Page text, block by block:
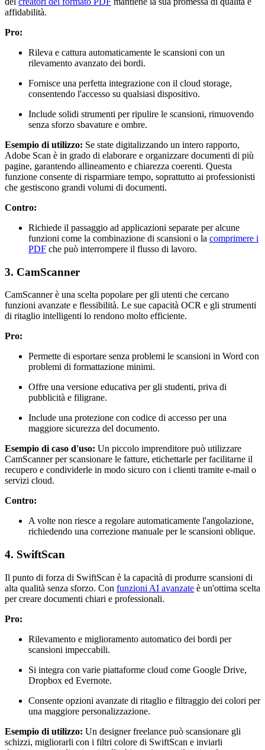
affidabilità.
Pro:
Rileva e cattura automaticamente le scansioni con un
rilevamento avanzato dei bordi.
Fornisce una perfetta integrazione con il cloud storage,
consentendo l'accesso su qualsiasi dispositivo.
Include solidi strumenti per ripulire le scansioni, rimuovendo
senza sforzo sbavature e ombre.
Esempio di utilizzo: Se state digitalizzando un intero rapporto,
Adobe Scan è in grado di elaborare e organizzare documenti di più
pagine, garantendo allineamento e chiarezza coerenti. Questa
funzione consente di risparmiare tempo, soprattutto ai professionisti
che gestiscono grandi volumi di documenti.
Contro:
Richiede il passaggio ad applicazioni separate per alcune
funzioni come la combinazione di scansioni o la comprimere i
PDF che può interrompere il flusso di lavoro.
3. CamScanner
CamScanner è una scelta popolare per gli utenti che cercano
funzioni avanzate e flessibilità. Le sue capacità OCR e gli strumenti
di ritaglio intelligenti lo rendono molto efficiente.
Pro:
Permette di esportare senza problemi le scansioni in Word con
problemi di formattazione minimi.
Offre una versione educativa per gli studenti, priva di
pubblicità e filigrane.
Include una protezione con codice di accesso per una
maggiore sicurezza del documento.
Esempio di caso d'uso: Un piccolo imprenditore può utilizzare
CamScanner per scansionare le fatture, etichettarle per facilitarne il
recupero e condividerle in modo sicuro con i clienti tramite e-mail o
servizi cloud.
Contro:
A volte non riesce a regolare automaticamente l'angolazione,
richiedendo una correzione manuale per le scansioni oblique.
4. SwiftScan
Il punto di forza di SwiftScan è la capacità di produrre scansioni di
alta qualità senza sforzo. Con funzioni AI avanzate è un'ottima scelta
per creare documenti chiari e professionali.
Pro:
Rilevamento e miglioramento automatico dei bordi per
scansioni impeccabili.
Si integra con varie piattaforme cloud come Google Drive,
Dropbox ed Evernote.
Consente opzioni avanzate di ritaglio e filtraggio dei colori per
una maggiore personalizzazione.
Esempio di utilizzo: Un designer freelance può scansionare gli
schizzi, migliorarli con i filtri colore di SwiftScan e inviarli